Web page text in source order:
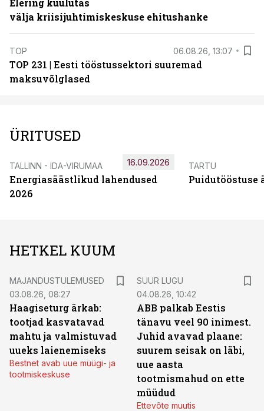
Elering kuulutas
välja kriisijuhtimiskeskuse ehitushanke
TOP 06.08.26, 13:07
TOP 231 | Eesti tööstussektori suuremad
maksuvõlglased
ÜRITUSED
TALLINN - IDA-VIRUMAA
Energiasäästlikud lahendused
2026
16.09.2026 TARTU
Puidutööstuse
HETKEL KUUM
MAJANDUSTULEMUSED
03.08.26, 08:27
Haagiseturg ärkab:
tootjad kasvatavad
mahtu ja valmistuvad
uueks laienemiseks
Bestnet avab uue müügi- ja
tootmiskeskuse
SUUR LUGU
04.08.26, 10:42
ABB palkab Eestis
tänavu veel 90 inimest.
Juhid avavad plaane:
suurem seisak on läbi,
uue aasta
tootmismahud on ette
müüdud
Ettevõte muutis